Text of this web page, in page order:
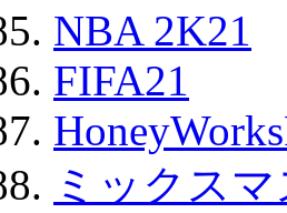
NBA 2K21
FIFA21
ミックス